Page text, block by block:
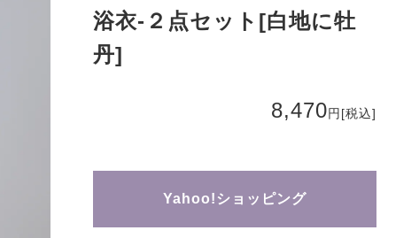
浴衣-２点セット[白地に牡
丹]
8,470円 [税込]
Yahoo!ショッピング